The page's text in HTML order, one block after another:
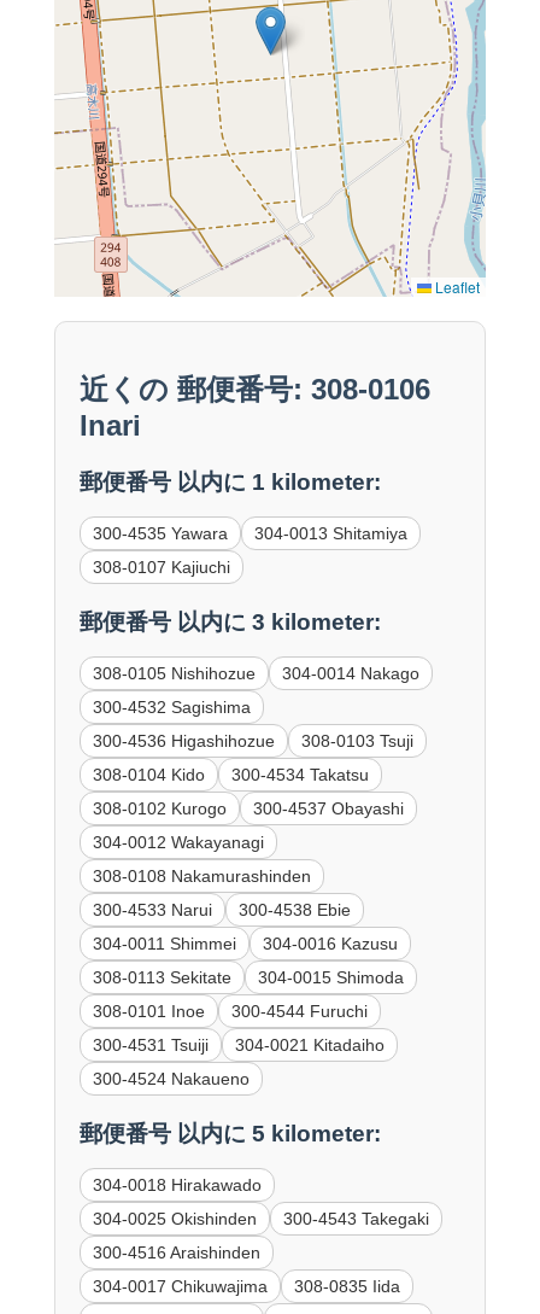
Leaflet
近くの 郵便番号: 308-0106
Inari
郵便番号 以内に 1 kilometer:
300-4535 Yawara
304-0013 Shitamiya
308-0107 Kajiuchi
郵便番号 以内に 3 kilometer:
308-0105 Nishihozue
304-0014 Nakago
300-4532 Sagishima
300-4536 Higashihozue
308-0103 Tsuji
308-0104 Kido
300-4534 Takatsu
308-0102 Kurogo
300-4537 Obayashi
304-0012 Wakayanagi
308-0108 Nakamurashinden
300-4533 Narui
300-4538 Ebie
304-0011 Shimmei
304-0016 Kazusu
308-0113 Sekitate
304-0015 Shimoda
308-0101 Inoe
300-4544 Furuchi
300-4531 Tsuiji
304-0021 Kitadaiho
300-4524 Nakaueno
郵便番号 以内に 5 kilometer:
304-0018 Hirakawado
304-0025 Okishinden
300-4543 Takegaki
300-4516 Araishinden
304-0017 Chikuwajima
308-0835 Iida